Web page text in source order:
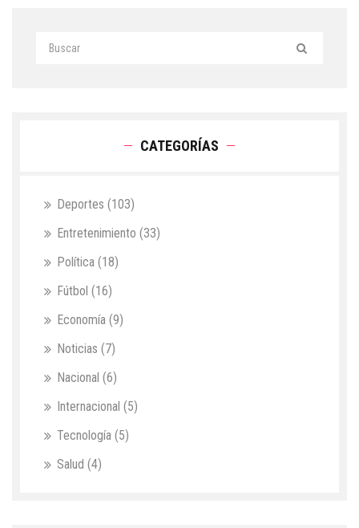
CATEGORÍAS
Deportes (103)
Entretenimiento (33)
Política (18)
Fútbol (16)
Economía (9)
Noticias (7)
Nacional (6)
Internacional (5)
Tecnología (5)
Salud (4)